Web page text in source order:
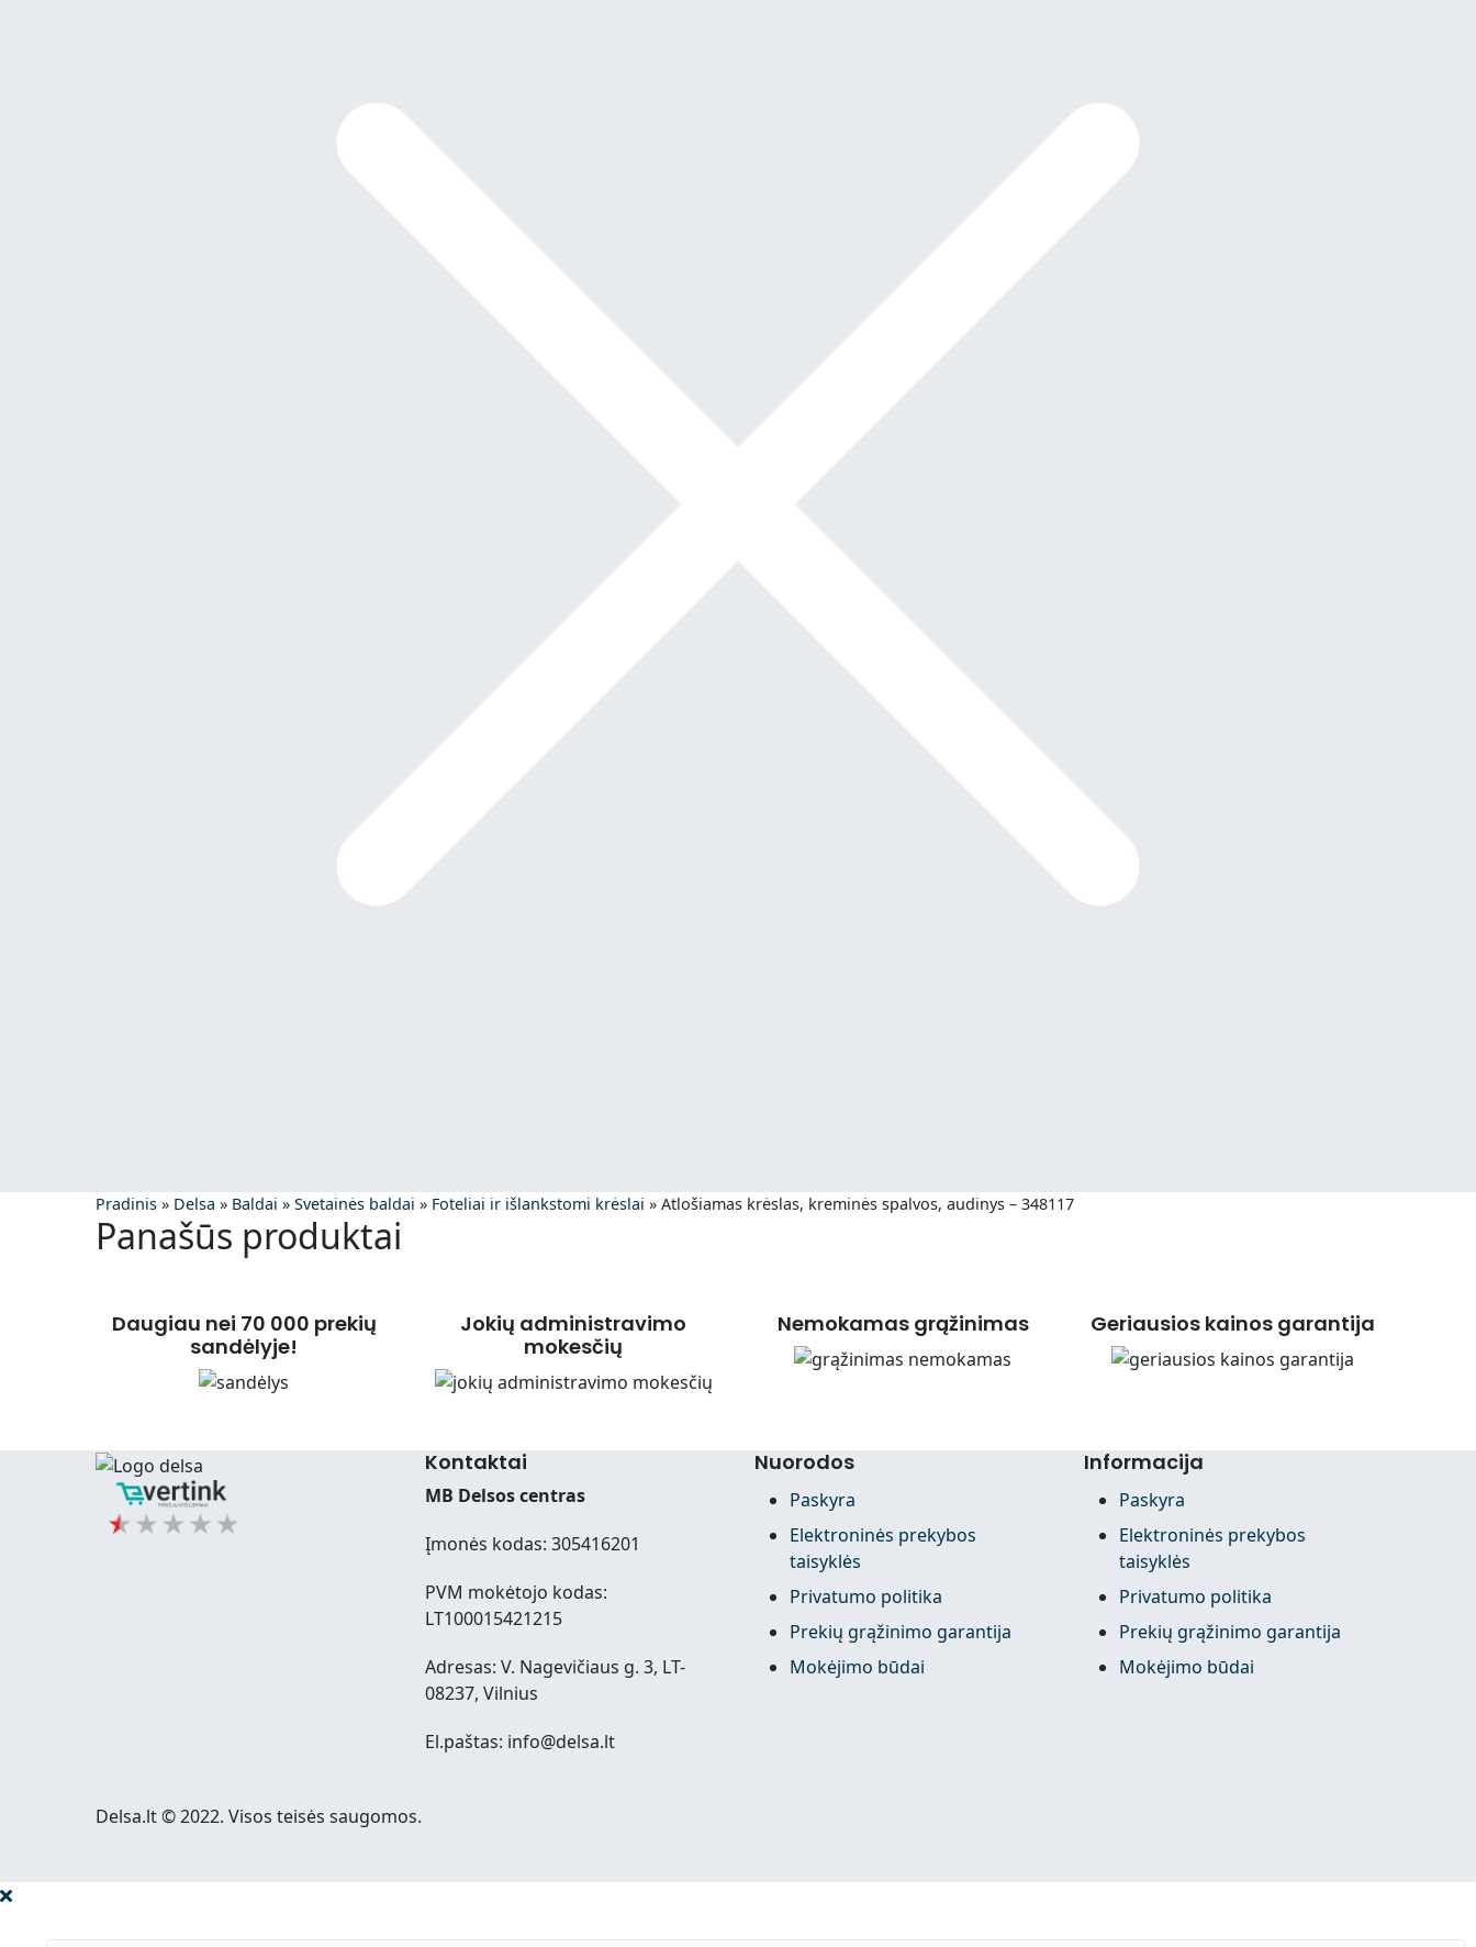
Pradinis » Delsa » Baldai » Svetainės baldai » Foteliai ir išlankstomi krėslai » Atlošiamas krėslas, kreminės spalvos, audinys – 348117
Panašūs produktai
Daugiau nei 70 000 prekių
sandėlyje!
Jokių administravimo
mokesčių
Nemokamas grąžinimas Geriausios kainos garantija
Kontaktai
MB Delsos centras
Įmonės kodas: 305416201
PVM mokėtojo kodas:
LT100015421215
Adresas: V. Nagevičiaus g. 3, LT-
08237, Vilnius
El.paštas: info@delsa.lt
Nuorodos
Paskyra
Elektroninės prekybos
taisyklės
Privatumo politika
Prekių grąžinimo garantija
Mokėjimo būdai
Informacija
Paskyra
Elektroninės prekybos
taisyklės
Privatumo politika
Prekių grąžinimo garantija
Mokėjimo būdai
Delsa.lt © 2022. Visos teisės saugomos.